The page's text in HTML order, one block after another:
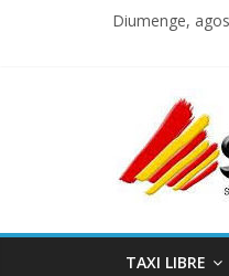
Diumenge,
TAXI LIBRE